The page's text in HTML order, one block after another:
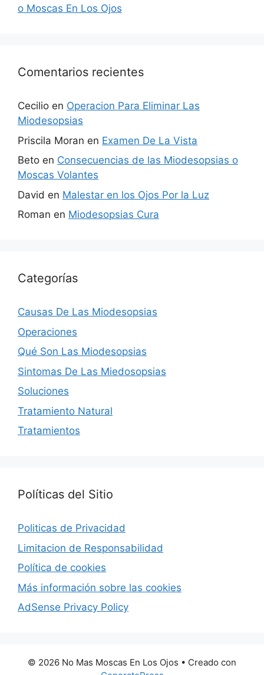
o Moscas En Los Ojos
Comentarios recientes
Cecilio en Operacion Para Eliminar Las
Miodesopsias
Priscila Moran en Examen De La Vista
Beto en Consecuencias de las Miodesopsias o
Moscas Volantes
David en Malestar en los Ojos Por la Luz
Roman en Miodesopsias Cura
Categorías
Causas De Las Miodesopsias
Operaciones
Qué Son Las Miodesopsias
Sintomas De Las Miedosopsias
Soluciones
Tratamiento Natural
Tratamientos
Políticas del Sitio
Politicas de Privacidad
Limitacion de Responsabilidad
Política de cookies
Más información sobre las cookies
AdSense Privacy Policy
© 2026 No Mas Moscas En Los Ojos • Creado con